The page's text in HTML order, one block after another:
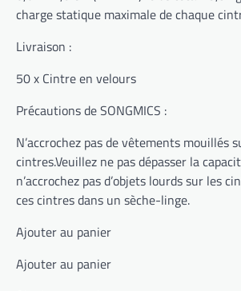
charge statique maximale de chaque
Livraison :
50 x Cintre en velours
Précautions de SONGMICS :
N’accrochez pas de vêtements mouillés
cintres.Veuillez ne pas dépasser la
n’accrochez pas d’objets lourds sur les
ces cintres dans un sèche-linge.
Ajouter au panier
Ajouter au panier